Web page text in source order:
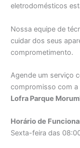
eletrodomésticos
Nossa equipe de
cuidar dos seus
comprometimento.
Agende um serviço
compromisso com
Lofra Parque
Horário de
Sexta-feira das